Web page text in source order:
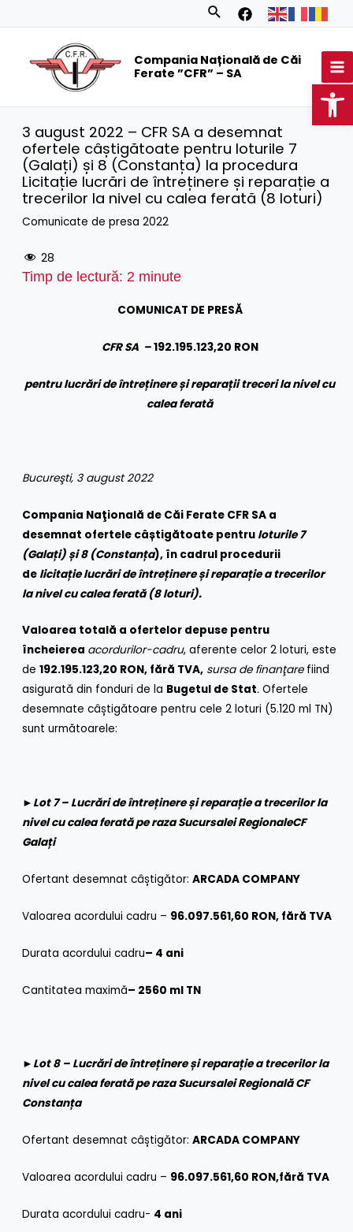
Search
Compania Națională de Căi
Ferate ”CFR” – SA
3 august 2022 – CFR SA a desemnat
ofertele câștigătoate pentru loturile 7
(Galați) și 8 (Constanța) la procedura
Licitație lucrări de întreținere și reparație a
trecerilor la nivel cu calea ferată (8 loturi)
Comunicate de presa 2022
28
Timp de lectură: 2 minute
COMUNICAT DE PRESĂ
CFR SA –192.195.123,20 RON
pentru lucrări de întreținere și reparații treceri la nivel cu
calea ferată
Bucureşti, 3 august 2022
Compania Naţională de Căi Ferate CFR SA a
desemnat ofertele câștigătoate pentru loturile 7
(Galați) și 8 (Constanța), în cadrul procedurii
de licitație lucrări de întreținere și reparație a trecerilor
la nivel cu calea ferată (8 loturi).
Valoarea totală a ofertelor depuse pentru
încheierea acordurilor-cadru, aferente celor 2 loturi, este
de192.195.123,20 RON, fără TVA, sursa de finanţare fiind
asigurată din fonduri de la Bugetul de Stat.Ofertele
desemnate câștigătoare pentru cele 2 loturi (5.120 ml TN)
sunt următoarele:
► Lot 7 – Lucrări de întreținere și reparație a trecerilor la
nivel cu calea ferată pe raza Sucursalei RegionaleCF
Galați
Ofertant desemnat câștigător:ARCADA COMPANY
Valoarea acordului cadru – 96.097.561,60 RON, fără TVA
Durata acordului cadru– 4 ani
Cantitatea maximă– 2560 ml TN
► Lot 8 – Lucrări de întreținere și reparație a trecerilor la
nivel cu calea ferată pe raza Sucursalei Regională CF
Constanța
Ofertant desemnat câștigător:ARCADA COMPANY
Valoarea acordului cadru – 96.097.561,60 RON,fără TVA
Durata acordului cadru- 4 ani